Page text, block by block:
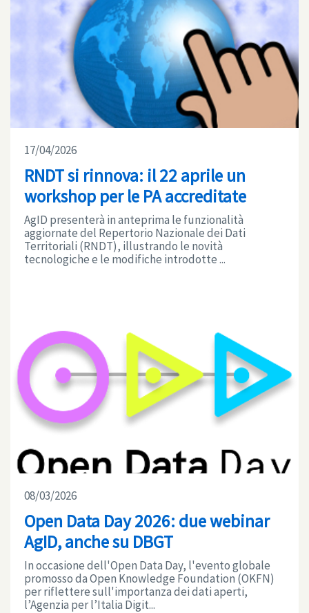
17/04/2026
RNDT si rinnova: il 22 aprile un
workshop per le PA accreditate
AgID presenterà in anteprima le funzionalità
aggiornate del Repertorio Nazionale dei Dati
Territoriali (RNDT), illustrando le novità
tecnologiche e le modifiche introdotte ...
08/03/2026
Open Data Day 2026: due webinar
AgID, anche su DBGT
In occasione dell'Open Data Day, l'evento globale
promosso da Open Knowledge Foundation (OKFN)
per riflettere sull'importanza dei dati aperti,
l’Agenzia per l’Italia Digit...